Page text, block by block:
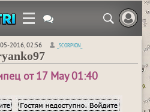
2016, 02:56 _SCORPION_
от 17 May 01:40